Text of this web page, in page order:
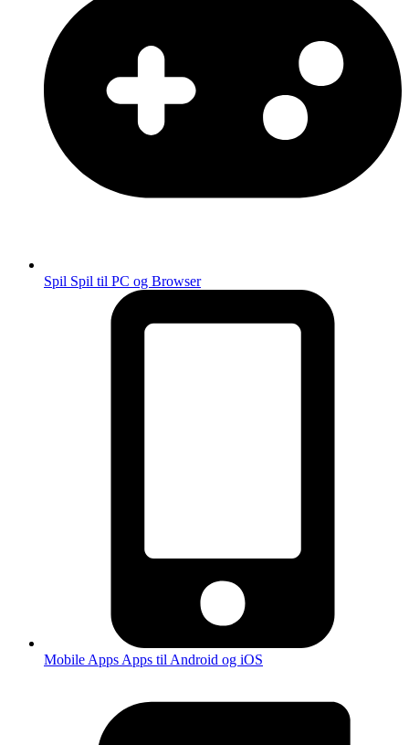
Spil Spil til PC og Browser
Mobile Apps Apps til Android og iOS